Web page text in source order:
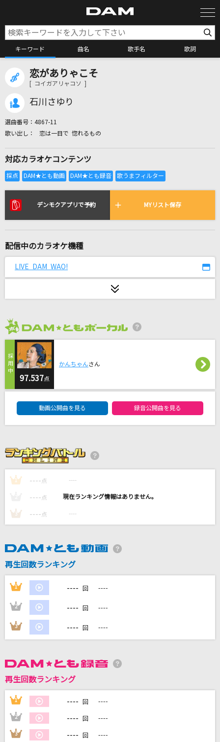
キーワード 曲名 歌手名 歌詞
カラオケ検索
全国りれき
リアルタイムで歌われている曲の一覧
Once
[プロオケ]ray
ハンブレッダーズ
366日
抱きしめたい
Mr.Children
[生音]粉雪
レミオロメン
名前のない怪物
EGOIST
[生音]時間よ止まれ
Flower Cloud
SixTONES
DAMの新曲・ランキングなど
DAMに会員登録・ログインして
カラオケをもっと楽しもう！
恋がありゃこそ
[ コイガアリャコソ ]
石川さゆり
選曲番号： 4867-11
恋は一目で 惚れるもの
対応カラオケコンテンツ
デンモクアプリで予約 MYリスト保存
配信中のカラオケ機種
LIVE DAM WAO!
97.537点
かんちゃんさん
動画公開曲を見る 録音公開曲を見る
1 ---- 点 ----
---- 点 ----
3 ---- 点 ----
再生回数ランキング
1 ---- 回 ----
2 ---- 回 ----
3 ---- 回 ----
再生回数ランキング
1 ---- 回 ----
2 ---- 回 ----
3 ---- 回 ----